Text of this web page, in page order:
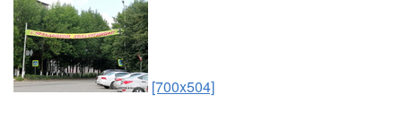
[700x504]